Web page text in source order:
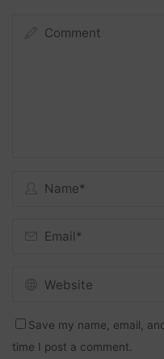
Save my name, email,
time I post a comment.